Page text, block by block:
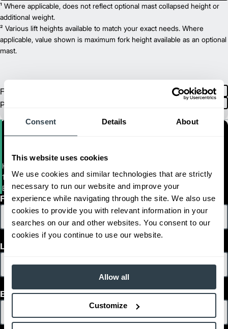
Consent Details About
This website uses cookies
We use cookies and similar technologies that are strictly
necessary to run our website and improve your
experience while navigating through the site. We also use
cookies to provide you with relevant information in your
searches on our and other websites. You consent to our
cookies if you continue to use our website.
Allow all
Customize
¹ Where applicable, does not reflect optional mast collapsed height or
additional weight.
² Various lift heights available to match your exact needs. Where
applicable, value shown is maximum fork height available as an optional
mast.
Folleto del
Producto
High-Level Order Picker
1,360 kg. De Capacidad de Recogedores de Pedidos de Nivel Alto
EOP15N3
First Name
Last Name
Email